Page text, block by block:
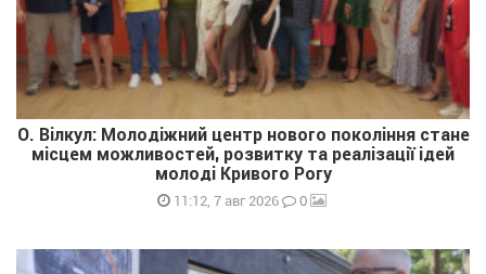
О. Вілкул: Молодіжний центр нового покоління стане
місцем можливостей, розвитку та реалізації ідей
молоді Кривого Рогу
11:12, 7 авг 2026 0